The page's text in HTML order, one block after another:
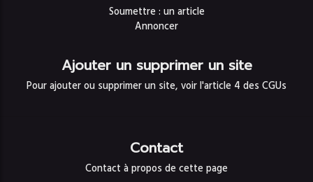
Soumettre : un article
Annoncer
Ajouter un supprimer un site
Pour ajouter ou supprimer un site, voir l'article 4 des CGUs
Contact
Contact à propos de cette page